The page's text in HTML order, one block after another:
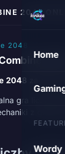
Home
Wordy
2048
2048
2048
2048
za
gra
z